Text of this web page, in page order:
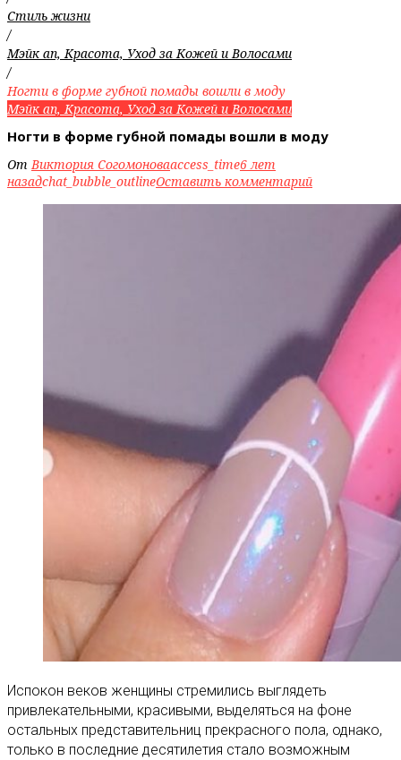
Стиль жизни
/
Мэйк ап, Красота, Уход за Кожей и Волосами
/
Ногти в форме губной помады вошли в моду
Мэйк ап, Красота, Уход за Кожей и Волосами
Ногти в форме губной помады вошли в моду
ОтВиктория Согомоноваaccess_time6 лет
назадchat_bubble_outlineОставить комментарий
Испокон веков женщины стремились выглядеть
привлекательными, красивыми, выделяться на фоне
остальных представительниц прекрасного пола, однако,
только в последние десятилетия стало возможным